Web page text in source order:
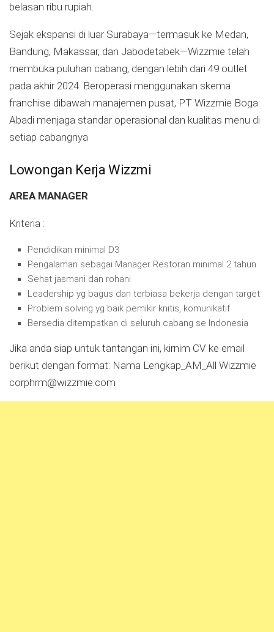
belasan ribu rupiah.
Sejak ekspansi di luar Surabaya—termasuk ke Medan,
Bandung, Makassar, dan Jabodetabek—Wizzmie telah
membuka puluhan cabang, dengan lebih dari 49 outlet
pada akhir 2024. Beroperasi menggunakan skema
franchise dibawah manajemen pusat, PT Wizzmie Boga
Abadi menjaga standar operasional dan kualitas menu di
setiap cabangnya
Lowongan Kerja Wizzmi
AREA MANAGER
Kriteria :
Pendidikan minimal D3
Pengalaman sebagai Manager Restoran minimal 2 tahun
Sehat jasmani dan rohani
Leadership yg bagus dan terbiasa bekerja dengan target
Problem solving yg baik pemikir knitis, komunikatif
Bersedia ditempatkan di seluruh cabang se Indonesia
Jika anda siap untuk tantangan ini, kirnim CV ke ernail
berikut dengan format: Nama Lengkap_AM_All Wizzmie
corphrm@wizzmie.com